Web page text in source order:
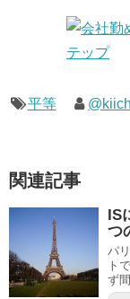
平等
関連記事
IS
つ
パ
ト
ず